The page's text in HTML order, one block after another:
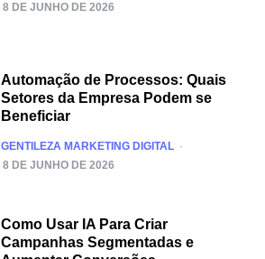
8 DE JUNHO DE 2026
Automação de Processos: Quais
Setores da Empresa Podem se
Beneficiar
POSTED
GENTILEZA MARKETING DIGITAL
8 DE JUNHO DE 2026
Como Usar IA Para Criar
Campanhas Segmentadas e